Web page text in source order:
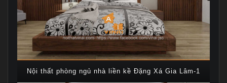
Nội thất phòng ngủ nhà liền kề Đặng Xá Gia Lâm-1